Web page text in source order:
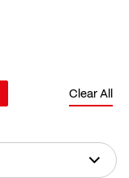
Clear All